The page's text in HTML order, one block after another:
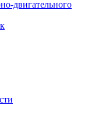
двигательного